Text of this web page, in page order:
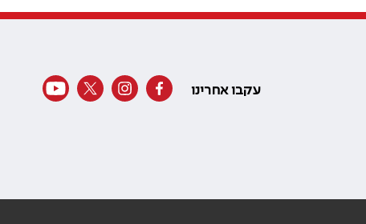
עקבו אחרינו